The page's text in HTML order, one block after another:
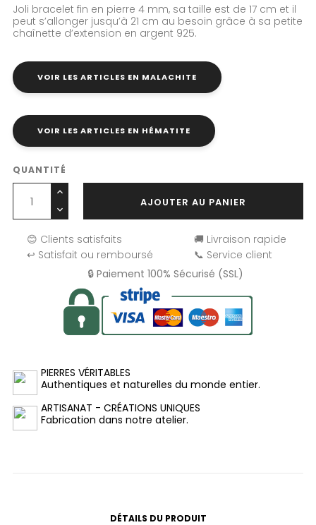
Joli bracelet fin en pierre 4 mm, sa taille est de 17 cm et il
peut s’allonger jusqu’à 21 cm au besoin grâce à sa petite
chaînette d’extension en argent 925.
VOIR LES ARTICLES EN MALACHITE
VOIR LES ARTICLES EN HÉMATITE
QUANTITÉ
AJOUTER AU PANIER
😊 Clients satisfaits
🚚 Livraison rapide
↩️ Satisfait ou remboursé
📞 Service client
🔒 Paiement 100% Sécurisé (SSL)
PIERRES VÉRITABLES
Authentiques et naturelles du monde entier.
ARTISANAT - CRÉATIONS UNIQUES
Fabrication dans notre atelier.
DÉTAILS DU PRODUIT